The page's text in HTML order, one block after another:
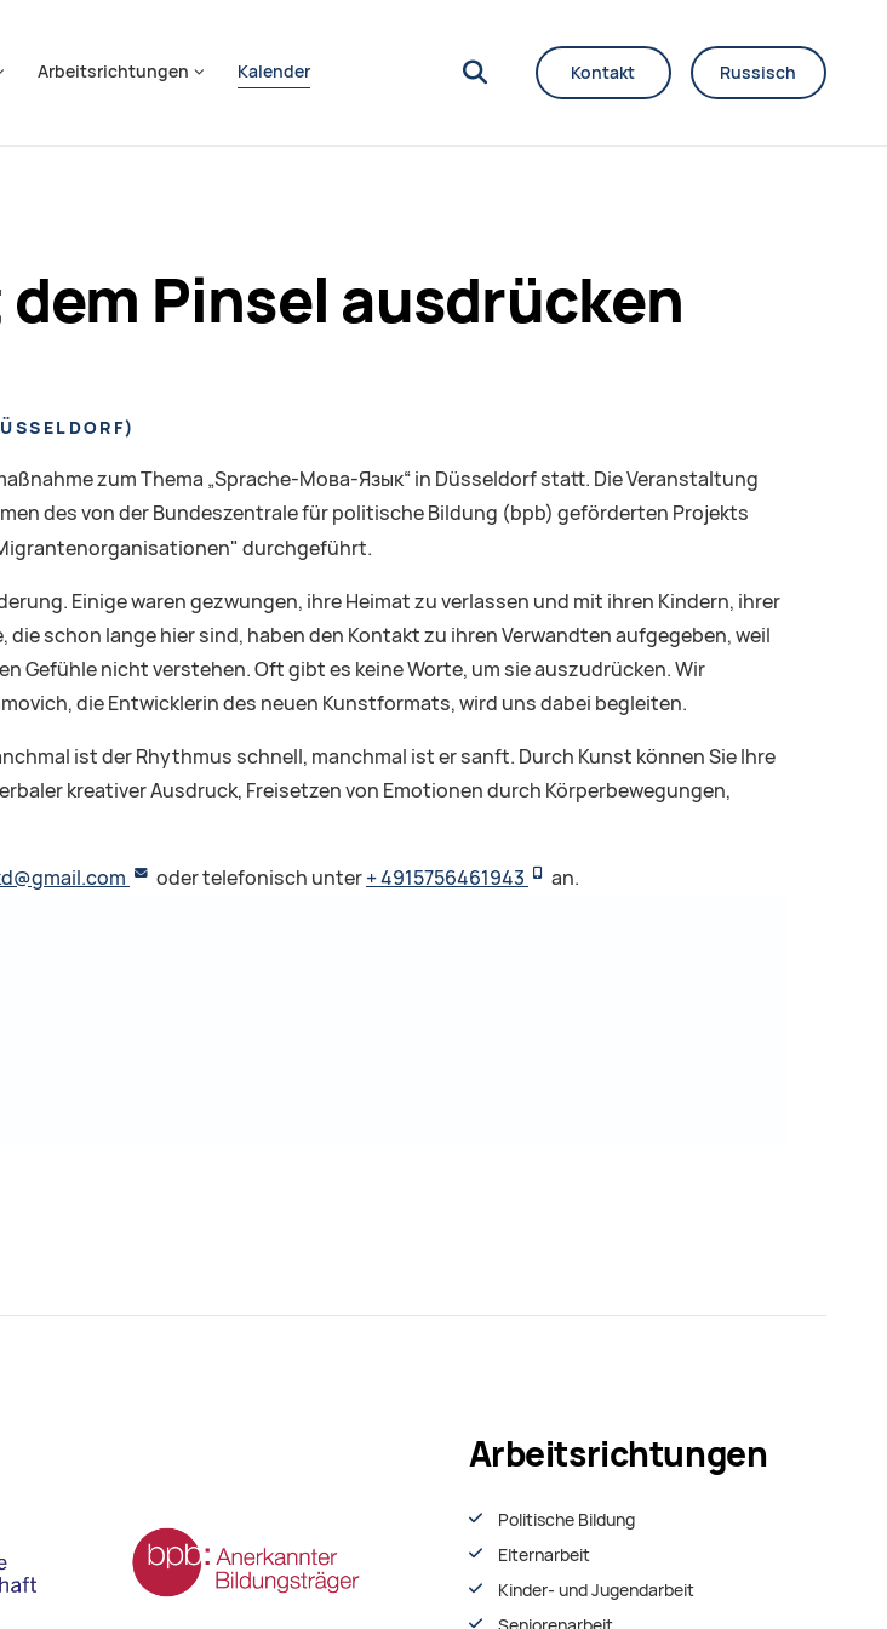
Arbeitsrichtungen Kalender Kontakt Russisch
Pinsel ausdrücken
)
zum Thema „Sprache-Мова-Язык“ in Düsseldorf statt. Die Veranstaltung
des von der Bundeszentrale für politische Bildung (bpb) geförderten Projekts
durchgeführt.
Einige waren gezwungen, ihre Heimat zu verlassen und mit ihren Kindern, ihrer
schon lange hier sind, haben den Kontakt zu ihren Verwandten aufgegeben, weil
Gefühle nicht verstehen. Oft gibt es keine Worte, um sie auszudrücken. Wir
die Entwicklerin des neuen Kunstformats, wird uns dabei begleiten.
ist der Rhythmus schnell, manchmal ist er sanft. Durch Kunst können Sie Ihre
kreativer Ausdruck, Freisetzen von Emotionen durch Körperbewegungen,
oder telefonisch unter+ 4915756461943 an.
Arbeitsrichtungen
Politische Bildung
Elternarbeit
Kinder- und Jugendarbeit